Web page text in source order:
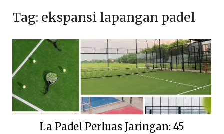
Tag: ekspansi lapangan padel
La Padel Perluas Jaringan: 45